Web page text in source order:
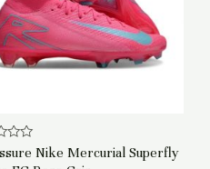
Nike Mercurial Superfly